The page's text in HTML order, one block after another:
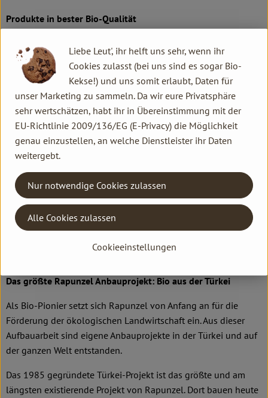
Produkte in bester Bio-Qualität
Qualitätssicherungs-Team nimmt daher eine Schlüsselposition
im Unternehmen ein. Die Kontrollen der Rohstoffe beginnen
bereits auf dem Feld. Bei Wareneingang werden alle Rohstoffe
und Produkte beprobt. Zusätzlich werden sie durch anerkannte
externe Labors unabhängig analysiert.
Wie schon zu Beginn liegen Rapunzel auch heute die
persönlichen Kontakte zu den Lieferanten und langfristige
Partnerschaften besonders am Herzen. Besuche vor Ort,
Beratung durch eigene Agrar-Ingenieure und der rege
Austausch miteinander sichern die einwandfreie Qualität der
Rohstoffe ab. Das schafft Transparenz - vom Feld bis zum
Teller des Verbrauchers.
Das größte Rapunzel Anbauprojekt: Bio aus der Türkei
Als Bio-Pionier setzt sich Rapunzel von Anfang an für die
Förderung der ökologischen Landwirtschaft ein. Aus dieser
Aufbauarbeit sind eigene Anbauprojekte in der Türkei und auf
der ganzen Welt entstanden.
Das 1985 gegründete Türkei-Projekt ist das größte und am
längsten existierende Projekt von Rapunzel. Dort bauen heute
Liebe Leut', ihr helft uns sehr, wenn ihr
Cookies zulasst (bei uns sind es sogar Bio-
Kekse!) und uns somit erlaubt, Daten für
unser Marketing zu sammeln. Da wir eure Privatsphäre
sehr wertschätzen, habt ihr in Übereinstimmung mit der
EU-Richtlinie 2009/136/EG (E-Privacy) die Möglichkeit
genau einzustellen, an welche Dienstleister ihr Daten
weitergebt.
Cookieeinstellungen
Nur notwendige Cookies zulassen
Alle Cookies zulassen